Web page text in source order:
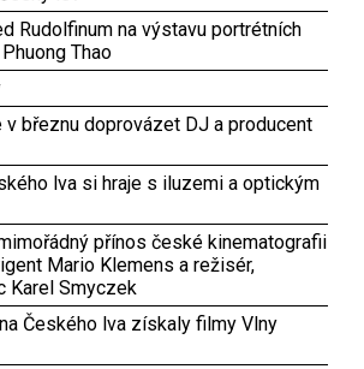
Rudolfinum na výstavu portrétních
Thao
v březnu doprovázet DJ a producent
lva si hraje s iluzemi a optickým
přínos české kinematografii
Mario Klemens a režisér,
Karel Smyczek
Českého lva získaly filmy Vlny